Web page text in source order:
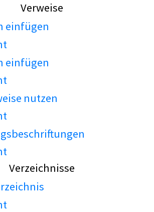
Verweise
einfügen
einfügen
nutzen
Verzeichnisse